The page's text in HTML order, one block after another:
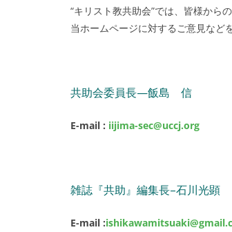
“キリスト教共助会”では、皆様から
当ホームページに対するご意見など
共助会委員
E-mail : iijima-sec@uccj.org
雑誌『共助』編集長–石川光顕
E-mail :